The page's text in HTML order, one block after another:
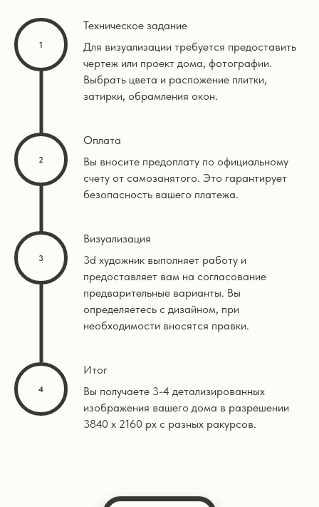
Техническое задание
Для визуализации требуется предоставить
чертеж или проект дома, фотографии.
Выбрать цвета и распожение плитки,
затирки, обрамления окон.
Оплата
Вы вносите предоплату по официальному
счету от самозанятого. Это гарантирует
безопасность вашего платежа.
Визуализация
3d художник выполняет работу и
предоставляет вам на согласование
предварительные варианты. Вы
определяетесь с дизайном, при
необходимости вносятся правки.
Итог
Вы получаете 3-4 детализированных
изображения вашего дома в разрешении
3840 х 2160 px с разных ракурсов.